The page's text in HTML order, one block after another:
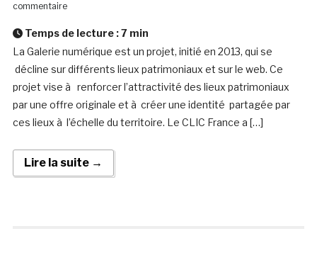
commentaire
Temps de lecture :7 min
La Galerie numérique est un projet, initié en 2013, qui se
décline sur différents lieux patrimoniaux et sur le web. Ce
projet vise à renforcer l’attractivité des lieux patrimoniaux
par une offre originale et à créer une identité partagée par
ces lieux à l’échelle du territoire. Le CLIC France a […]
Lire la suite →